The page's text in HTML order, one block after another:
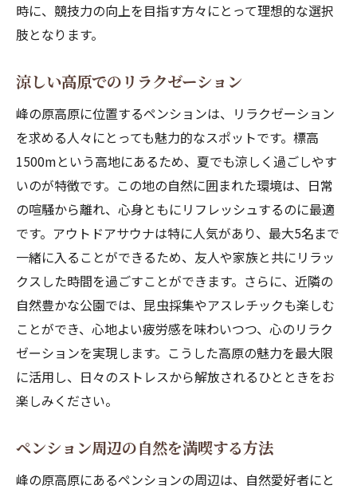
自然を感じるバイク旅の楽しみ方
峰の原高原で自然を楽しむペンション滞在
昆虫採集で子供との楽しいひととき
ペンションからの登山体験の魅力
自然の中でのリラクゼーション法
高原の涼しさを満喫する滞在
子供と楽しむ峰の原ペンション体験
アスレチックでの親子の時間
サウナで大人も楽しむリフレッシュ
昆虫採集で自然を学ぶ
ペンションでの子供向けアクティビティ
自然の中での遊び方を提案
家族で楽しむ涼しい高原滞在
時に、競技力の向上を目指す方々にとって理想的な選択
肢となります。
涼しい高原でのリラクゼーション
峰の原高原に位置するペンションは、リラクゼーション
を求める人々にとっても魅力的なスポットです。標高
1500mという高地にあるため、夏でも涼しく過ごしやす
いのが特徴です。この地の自然に囲まれた環境は、日常
の喧騒から離れ、心身ともにリフレッシュするのに最適
です。アウトドアサウナは特に人気があり、最大5名まで
一緒に入ることができるため、友人や家族と共にリラッ
クスした時間を過ごすことができます。さらに、近隣の
自然豊かな公園では、昆虫採集やアスレチックも楽しむ
ことができ、心地よい疲労感を味わいつつ、心のリラク
ゼーションを実現します。こうした高原の魅力を最大限
に活用し、日々のストレスから解放されるひとときをお
楽しみください。
ペンション周辺の自然を満喫する方法
峰の原高原にあるペンションの周辺は、自然愛好者にと